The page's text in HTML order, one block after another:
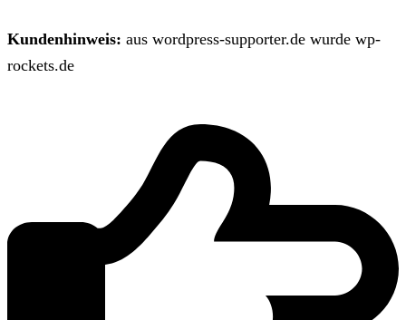
Kundenhinweis: aus wordpress-supporter.de wurde wp-
rockets.de